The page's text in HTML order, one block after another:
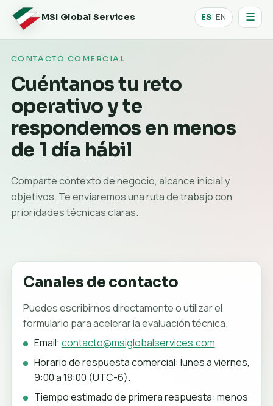
MSI Global Services ☰
ES| EN
CONTACTO COMERCIAL
Cuéntanos tu reto
operativo y te
respondemos en menos
de 1 día hábil
Comparte contexto de negocio, alcance inicial y
objetivos. Te enviaremos una ruta de trabajo con
prioridades técnicas claras.
Canales de contacto
Puedes escribirnos directamente o utilizar el
formulario para acelerar la evaluación técnica.
Email: contacto@msiglobalservices.com
Horario de respuesta comercial: lunes a viernes,
9:00 a 18:00 (UTC-6).
Tiempo estimado de primera respuesta: menos